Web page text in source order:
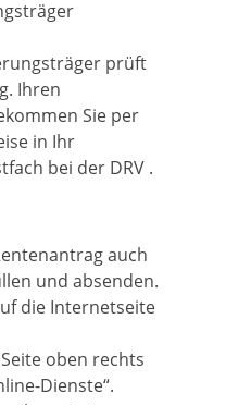
prüft
Ihren
Sie per
in Ihr
bei der DRV .
auch
und absenden.
die Internetseite
oben rechts
Dienste“.